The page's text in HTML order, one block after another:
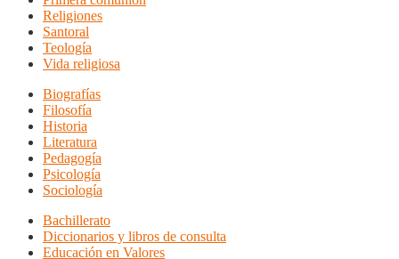
Religiones
Santoral
Teología
Vida religiosa
Biografías
Filosofía
Historia
Literatura
Pedagogía
Psicología
Sociología
Bachillerato
Diccionarios y libros de consulta
Educación en Valores